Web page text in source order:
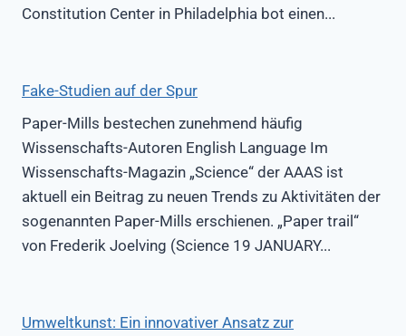
Constitution Center in Philadelphia bot einen...
Fake-Studien auf der Spur
Paper-Mills bestechen zunehmend häufig
Wissenschafts-Autoren English Language Im
Wissenschafts-Magazin „Science“ der AAAS ist
aktuell ein Beitrag zu neuen Trends zu Aktivitäten der
sogenannten Paper-Mills erschienen. „Paper trail“
von Frederik Joelving (Science 19 JANUARY...
Umweltkunst: Ein innovativer Ansatz zur